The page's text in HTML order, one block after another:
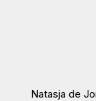
Natasja de